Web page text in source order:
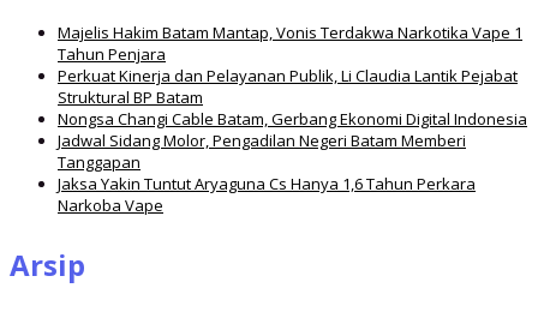
Majelis Hakim Batam Mantap, Vonis Terdakwa Narkotika Vape 1
Tahun Penjara
Perkuat Kinerja dan Pelayanan Publik, Li Claudia Lantik Pejabat
Struktural BP Batam
Nongsa Changi Cable Batam, Gerbang Ekonomi Digital Indonesia
Jadwal Sidang Molor, Pengadilan Negeri Batam Memberi
Tanggapan
Jaksa Yakin Tuntut Aryaguna Cs Hanya 1,6 Tahun Perkara
Narkoba Vape
Arsip